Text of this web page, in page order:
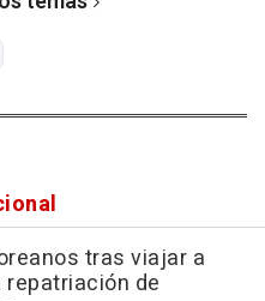
tras viajar a
de